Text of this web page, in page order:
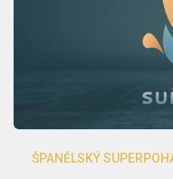
ŠPANĚLSKÝ